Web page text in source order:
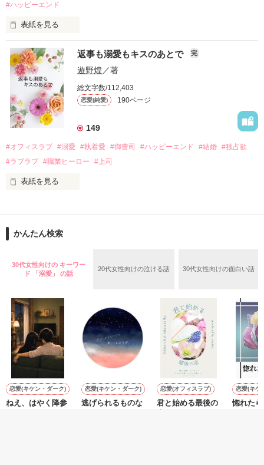
酔った勢いで一夜を共にしてしまった。
さらに、美桜が初めてだと知った哲平は
『責任をとる、結婚しよう』と真っ直ぐに告げてきた。
戸惑う美桜とは裏腹に、好きという気持ちを隠すことなく
甘やかしてくる。
そんなある日、哲平は美桜がストーカー被害に
遭っていることを知る。
美桜を守るため、哲平は同居を提案してきて――。
夏木美桜(なつきみお)
鳴海哲平 (なるみてっぺい)
2026.6.5～2026.7.25
＊以前、公開していた話の改稿版です＊
作品を読む
#ハッピーエンド
表紙を見る
おかしな噂を流されて前の職場でうまくいかなかった梅田美
桜は、海外で傷心旅行をしていたところ、日本人美青年と出会
い、酒の勢いもあり一夜限りの関係となる。
帰国後、美桜は新しい職場でワンナイトした美青年と再会。
なんと彼の正体は、とある財閥御曹司にも関わらず、一族を離
れて起業した新進気鋭の実業家、社内でも冷徹だと評判な社長
――御影恭司その人だったのだ――！
なぜか恭司から飼い猫の世話係を命じられた美桜は、猫の世
の関係となってしまい――？
返事も溺愛もキスのあとで 完
遊野煌／著
総文字数/112,403
恋愛(純愛) 190ページ
149
#オフィスラブ #溺愛 #執着愛 #御曹司 #ハッピーエンド #結婚 #独占欲
#ラブラブ #職業ヒーロー #上司
表紙を見る
ションの企画戦略室で働いている。
めた、同期で恋人の石垣守（26）がいるのだが、後輩の姫原由
いた。
守と由羅から『便利屋雛子』と馬鹿にされ、一人こっそり泣い
た上、同居まで提案してきて──？
鷹哉『宜しくな、俺の雛子』🦅
雛子『俺の……ひぃ、雛子？！！！』🐥
シゴデキで冷徹な上司が見せる素顔は、なぜか想像以上に甘く
※表紙も作中使用の画像も全てフリー素材です。
かんたん検索
30代女性向けの キーワー
ド 「溺愛」 の話
20代女性向けの泣ける話 30代女性向けの面白い話
恋愛(キケン・ダーク)
ねえ、はやく降参
恋愛(キケン・ダーク)
逃げられるものな
恋愛(オフィスラブ)
君と始める最後の
恋愛(キケ
惚れた